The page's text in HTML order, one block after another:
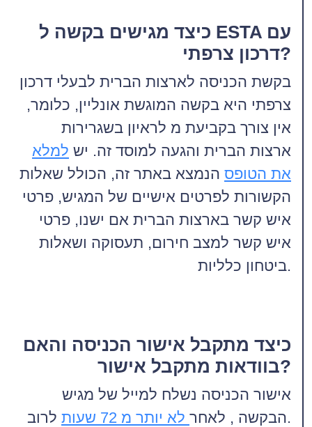
כיצד מגישים בקשה ל ESTA עם
דרכון צרפתי?
בקשת הכניסה לארצות הברית לבעלי דרכון
צרפתי היא בקשה המוגשת אונליין, כלומר,
אין צורך בקביעת מ לראיון בשגרירות
ארצות הברית והגעה למוסד זה. יש למלא
את הטופס הנמצא באתר זה, הכולל שאלות
הקשורות לפרטים אישיים של המגיש, פרטי
איש קשר בארצות הברית אם ישנו, פרטי
איש קשר למצב חירום, תעסוקה ושאלות
ביטחון כלליות.
כיצד מתקבל אישור הכניסה והאם
בוודאות מתקבל אישור?
אישור הכניסה נשלח למייל של מגיש
הבקשה , לאחר לא יותר מ 72 שעות
לרוב.